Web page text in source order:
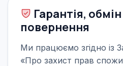
Гарантія,
повернення
Ми працюємо згідно із
«Про захист прав